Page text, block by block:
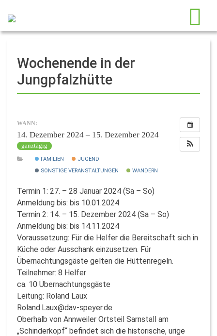
Wochenende in der
Jungpfalzhütte
WANN:
14. Dezember 2024 – 15. Dezember 2024
ganztägig
FAMILIEN
JUGEND
SONSTIGE VERANSTALTUNGEN
WANDERN
Termin 1: 27. – 28 Januar 2024 (Sa – So)
Anmeldung bis: bis 10.01.2024
Termin 2: 14. – 15. Dezember 2024 (Sa – So)
Anmeldung bis: bis 14.11.2024
Voraussetzung: Für die Helfer die Bereitschaft sich in
Küche oder Ausschank einzusetzen. Für
Übernachtungsgäste gelten die Hüttenregeln.
Teilnehmer: 8 Helfer
ca. 10 Übernachtungsgäste
Leitung: Roland Laux
Roland.Laux@dav-speyer.de
Oberhalb von Annweiler Ortsteil Sarnstall am
„Schinderkopf“ befindet sich die historische, urige